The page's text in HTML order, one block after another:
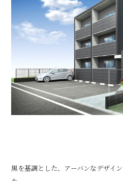
黒を基調とした、アーバンなデザイ